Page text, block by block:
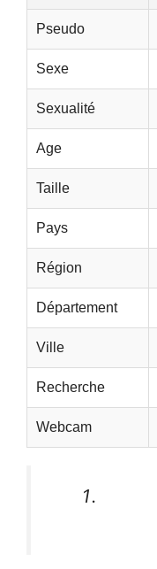
Pseudo
Sexe
Sexualité
Age
Taille
Pays
Région
Département
Ville
Recherche
Webcam